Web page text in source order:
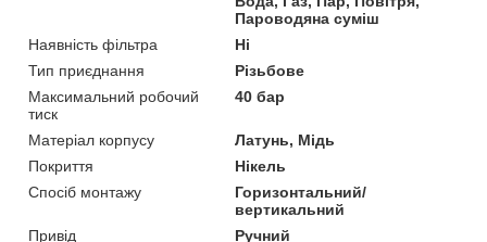
Пароводяна суміш
Наявність фільтра
Ні
Тип приєднання
Різьбове
Максимальний робочий
тиск
40 бар
Матеріал корпусу
Латунь, Мідь
Покриття
Нікель
Спосіб монтажу
Горизонтальний/
вертикальний
Привід
Ручний